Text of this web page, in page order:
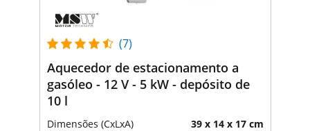
(7)
Aquecedor de estacionamento a
gasóleo - 12 V - 5 kW - depósito de
10 l
Dimensões (CxLxA) 39 x 14 x 17 cm